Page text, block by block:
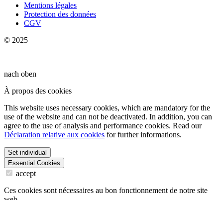
Mentions légales
Protection des données
CGV
© 2025
nach oben
À propos des cookies
This website uses necessary cookies, which are mandatory for the
use of the website and can not be deactivated. In addition, you can
agree to the use of analysis and performance cookies. Read our
Déclaration relative aux cookies for further informations.
Set individual
Essential Cookies
accept
Ces cookies sont nécessaires au bon fonctionnement de notre site